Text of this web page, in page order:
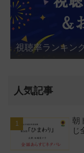
視聴率ランキン
人気記事
朝